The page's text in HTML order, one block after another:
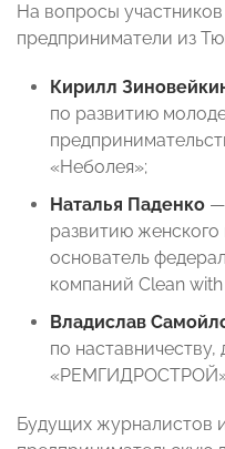
На вопросы
предприниматели из
Кирилл
по развитию
«Неболея»;
Наталья Паденко —
развитию
основатель
компаний Clean
Владислав
по
Будущих журналистов